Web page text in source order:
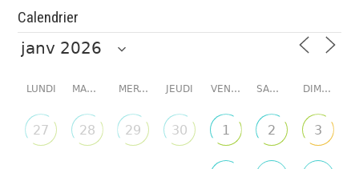
Calendrier
LUNDI MARDI MERCREDI JEUDI VENDREDI SAMEDI DIMANCHE
27 28 29 30 1 2 3